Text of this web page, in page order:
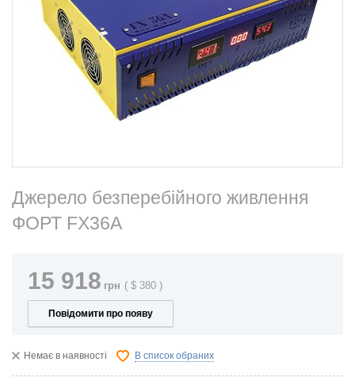
Джерело безперебійного живлення
ФОРТ FX36A
15 918 грн ( $ 380 )
Повідомити про появу
Немає в наявності В список обраних